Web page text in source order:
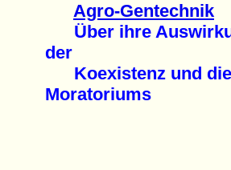
Agro-Gentechnik
Über ihre
der
Koexistenz und die
Moratoriums